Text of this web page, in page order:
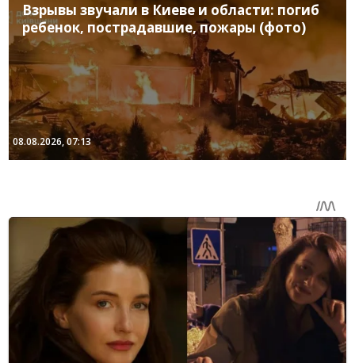
Взрывы звучали в Киеве и области: погиб
ребенок, пострадавшие, пожары (фото)
08.08.2026, 07:13